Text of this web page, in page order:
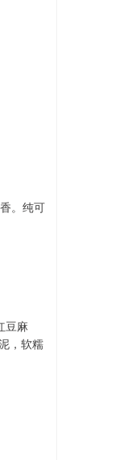
。纯可
豆麻
，软糯